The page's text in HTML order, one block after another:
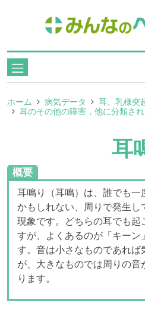
ホーム 病気データ 耳、乳様突
耳のその他の障害，他に分類さ
耳
概要
耳鳴り（耳鳴）は、誰でも一
かもしれない、周りで発生し
現象です。どちらの耳でも
すが、よくあるのが「キーン
す。音は小さなものであれば
が、大きなものでは周りの
ります。